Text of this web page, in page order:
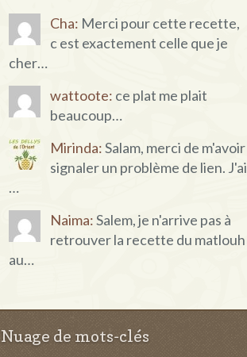
Cha: Merci pour cette recette,
c est exactement celle que je
cher…
wattoote: ce plat me plait
beaucoup…
Mirinda:Salam, merci de m'avoir
signaler un problème de lien. J'ai
…
Naima:Salem, je n'arrive pas à
retrouver la recette du matlouh
au…
Nuage de mots-clés